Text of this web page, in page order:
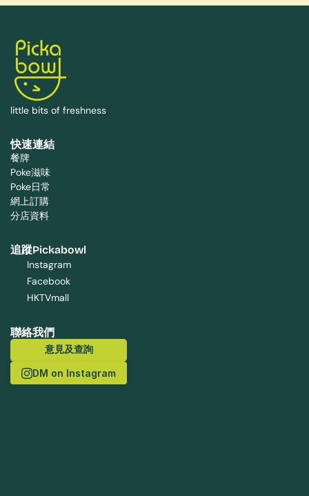
little bits of freshness
快速連結
餐牌
Poke滋味
Poke日常
網上訂購
分店資料
追蹤Pickabowl
Instagram
Facebook
HKTVmall
聯絡我們
意見及查詢
DM on Instagram